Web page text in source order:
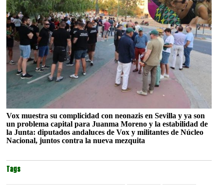
Vox muestra su complicidad con neonazis en Sevilla y ya son
un problema capital para Juanma Moreno y la estabilidad de
la Junta: diputados andaluces de Vox y militantes de Núcleo
Nacional, juntos contra la nueva mezquita
Tags